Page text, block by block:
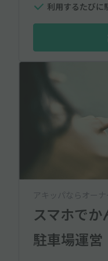
利用するたびに
アキッパならオーナ
スマホでか
駐車場運営